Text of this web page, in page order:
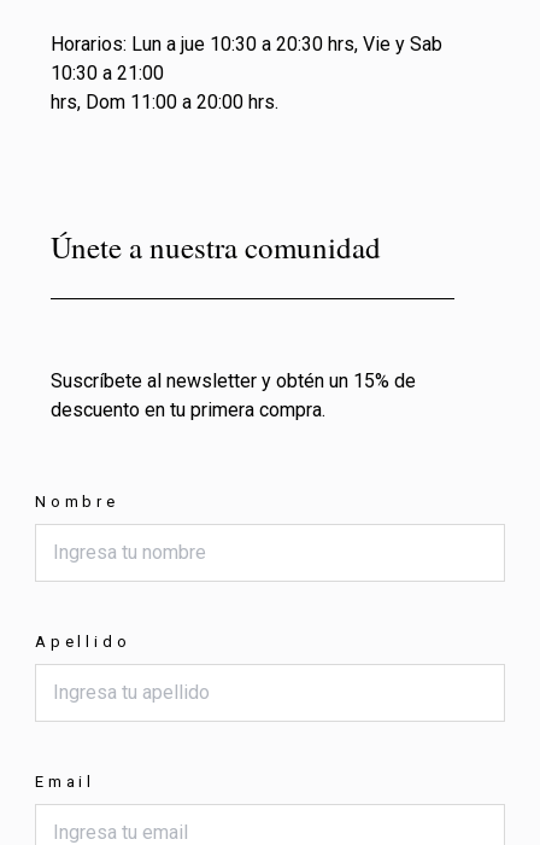
Horarios: Lun a jue 10:30 a 20:30 hrs, Vie y Sab
10:30 a 21:00
hrs, Dom 11:00 a 20:00 hrs.
Únete a nuestra comunidad
Suscríbete al newsletter y obtén un 15% de
descuento en tu primera compra.
Nombre
Apellido
Email